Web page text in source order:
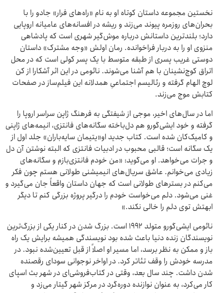
نخستین مجموعه داستان کوتاه او به نام «راه‌های فرار» جادو را با
بحران‌های روزمره پیوند می‌زند و ریشه در افسانه‌های عامیانه اروپایی
دارد؛ بلندترین داستانش درباره موش‌گیر شهری است که پادشاهی
منزوی او را به دربار فراخوانده. رمان اولش «وجه مشترک» داستان
دوستی غریب پسری از طبقه متوسط با یک پسر کولی است که در محل
اتراق کوچ‌نشینان با هم آشنا می‌شوند. نائومی در این اثر آشکارا از کن
لوچ الهام گرفته و رئالیسم اجتماعیِ همدلانه این فیلم‌ساز در صفحات
کتابش موج می‌زند.
اما در سال‌های اخیر، موجی از شیفتگی به فرهنگ ژاپن سراسر اروپا را
گرفته و خود ایشی‌گورو هم دل‌باخته سگانه‌های فانتزی، انیمه‌های ژاپنی
و کامیک‌کان شده است. کتاب جدید او«یتیمان سایه‌باران» جلد اول از
یک سگانه است؛ قالبی محبوب در ادبیات فانتزی که البته نوشتن آن دل
و جرات می‌خواهد. او می‌گوید: «من خودم فانتزی‌بازم و سگانه‌های
زیادی می‌خوانم. عاشق سریال‌های انیمیشنی طولانی هستم چون فکر
می‌کنم در بسترهای طولانی است که جهان داستان واقعاً جان می‌گیرد و
غنی می‌شود. دلم می‌خواست خودم را درگیر پروژه بزرگی کنم تا دیگر
ابهتش توی دلم را خالی نکند.»
نائومی ایشی‌گورو متولد ۱۹۹۲ است. بزرگ شدن در کنار یکی از بزرگ‌ترین
نویسندگان زنده دنیا باعث شده بود نویسندگی همیشه برایش یک راه
باز و ممکن به نظر برسد، اما مسیر او اصلاً از قبل تعیین‌شده نبود. در
مدرسه خودش را وقف تئاتر کرد. در اواخر نوجوانی سودای رقصنده
شدن داشت. چند سال بعد، وقتی در کتاب‌فروشی‌ای در شهر بث اسپای
کار می‌کرد، به عنوان نوازنده دوره‌گرد در مرکز شهر گیتار می‌زد و